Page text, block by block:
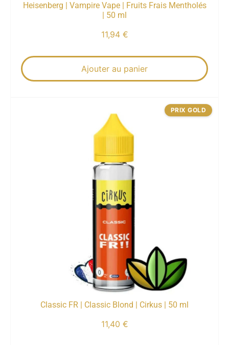
Heisenberg | Vampire Vape | Fruits Frais Mentholés
| 50 ml
11,94 €
Ajouter au panier
Classic FR | Classic Blond | Cirkus | 50 ml
11,40 €
PRIX GOLD